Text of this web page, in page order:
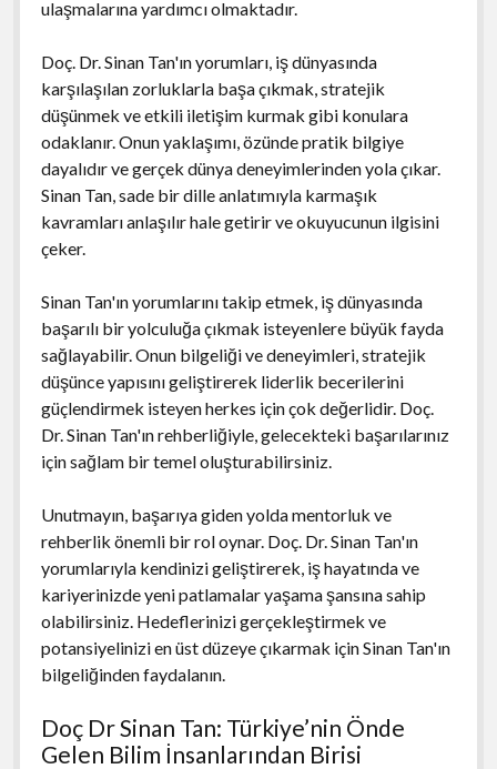
ulaşmalarına yardımcı olmaktadır.
Doç. Dr. Sinan Tan'ın yorumları, iş dünyasında
karşılaşılan zorluklarla başa çıkmak, stratejik
düşünmek ve etkili iletişim kurmak gibi konulara
odaklanır. Onun yaklaşımı, özünde pratik bilgiye
dayalıdır ve gerçek dünya deneyimlerinden yola çıkar.
Sinan Tan, sade bir dille anlatımıyla karmaşık
kavramları anlaşılır hale getirir ve okuyucunun ilgisini
çeker.
Sinan Tan'ın yorumlarını takip etmek, iş dünyasında
başarılı bir yolculuğa çıkmak isteyenlere büyük fayda
sağlayabilir. Onun bilgeliği ve deneyimleri, stratejik
düşünce yapısını geliştirerek liderlik becerilerini
güçlendirmek isteyen herkes için çok değerlidir. Doç.
Dr. Sinan Tan'ın rehberliğiyle, gelecekteki başarılarınız
için sağlam bir temel oluşturabilirsiniz.
Unutmayın, başarıya giden yolda mentorluk ve
rehberlik önemli bir rol oynar. Doç. Dr. Sinan Tan'ın
yorumlarıyla kendinizi geliştirerek, iş hayatında ve
kariyerinizde yeni patlamalar yaşama şansına sahip
olabilirsiniz. Hedeflerinizi gerçekleştirmek ve
potansiyelinizi en üst düzeye çıkarmak için Sinan Tan'ın
bilgeliğinden faydalanın.
Doç Dr Sinan Tan: Türkiye’nin Önde
Gelen Bilim İnsanlarından Birisi